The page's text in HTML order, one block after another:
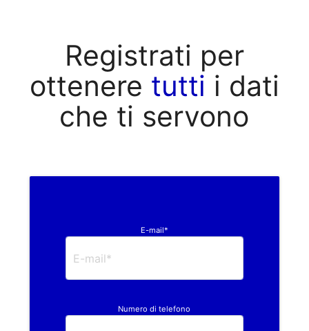
Registrati per
ottenere tutti i dati
che ti servono
E-mail*
Numero di telefono